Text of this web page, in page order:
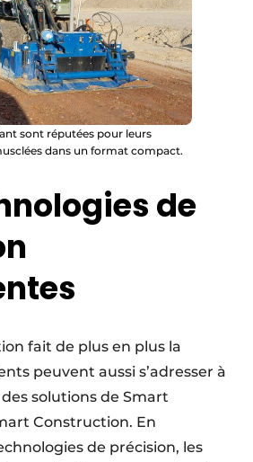
sont réputées pour leurs
dans un format compact.
de
fait de plus en plus la
peuvent aussi s’adresser à
solutions de Smart
Construction. En
de précision, les